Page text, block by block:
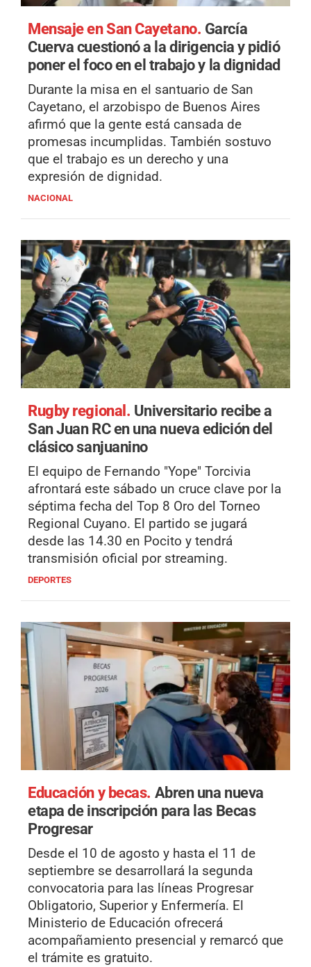
Mensaje en San Cayetano. García
Cuerva cuestionó a la dirigencia y pidió
poner el foco en el trabajo y la dignidad
Durante la misa en el santuario de San
Cayetano, el arzobispo de Buenos Aires
afirmó que la gente está cansada de
promesas incumplidas. También sostuvo
que el trabajo es un derecho y una
expresión de dignidad.
NACIONAL
Rugby regional. Universitario recibe a
San Juan RC en una nueva edición del
clásico sanjuanino
El equipo de Fernando "Yope" Torcivia
afrontará este sábado un cruce clave por la
séptima fecha del Top 8 Oro del Torneo
Regional Cuyano. El partido se jugará
desde las 14.30 en Pocito y tendrá
transmisión oficial por streaming.
DEPORTES
Educación y becas. Abren una nueva
etapa de inscripción para las Becas
Progresar
Desde el 10 de agosto y hasta el 11 de
septiembre se desarrollará la segunda
convocatoria para las líneas Progresar
Obligatorio, Superior y Enfermería. El
Ministerio de Educación ofrecerá
acompañamiento presencial y remarcó que
el trámite es gratuito.